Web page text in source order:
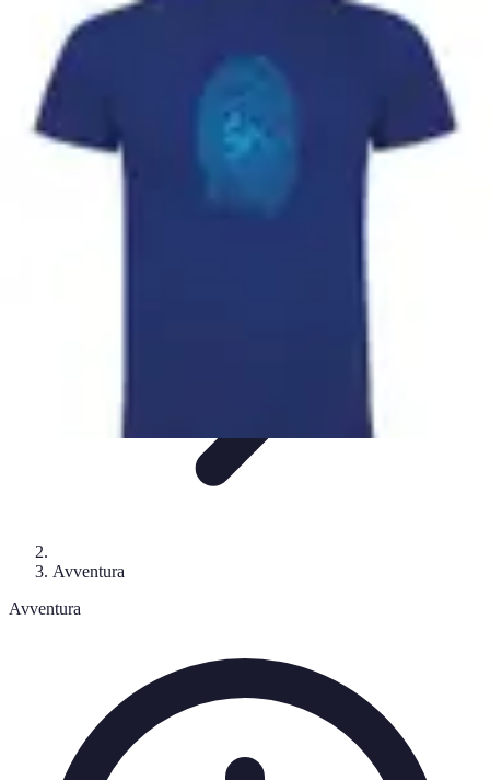
Viaggio Mio
Pianificazione Viaggi
Viaggiare
Tendenze
Avventura
Avventura